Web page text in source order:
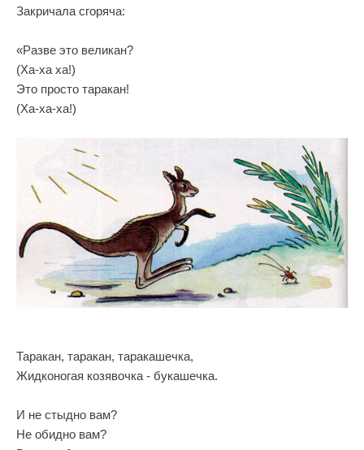
Закричала сгоряча:
«Разве это великан?
(Ха-ха ха!)
Это просто таракан!
(Ха-ха-ха!)
Таракан, таракан, таракашечка,
Жидконогая козявочка - букашечка.
И не стыдно вам?
Не обидно вам?